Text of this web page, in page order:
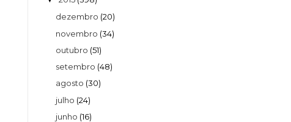
dezembro (20)
novembro (34)
outubro (51)
setembro (48)
agosto (30)
julho (24)
junho (16)